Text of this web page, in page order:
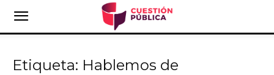
Etiqueta: Hablemos de